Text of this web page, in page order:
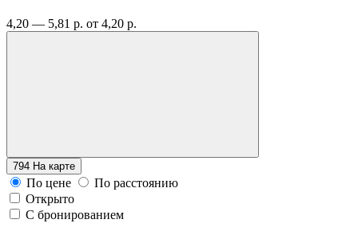
4,20 — 5,81 р. от 4,20 р.
794 На карте
По цене
По расстоянию
Открыто
С бронированием